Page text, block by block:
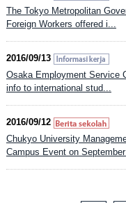
The Tokyo Metropolitan
Foreign Workers offered i...
2016/09/13
Osaka Employment Service
info to international stud...
2016/09/12
Chukyo University
Campus Event on